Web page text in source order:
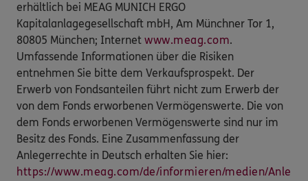
erhältlich bei MEAG MUNICH ERGO
Kapitalanlagegesellschaft mbH, Am Münchner Tor 1,
80805 München; Internet www.meag.com.
Umfassende Informationen über die Risiken
entnehmen Sie bitte dem Verkaufsprospekt. Der
Erwerb von Fondsanteilen führt nicht zum Erwerb der
von dem Fonds erworbenen Vermögenswerte. Die von
dem Fonds erworbenen Vermögenswerte sind nur im
Besitz des Fonds. Eine Zusammenfassung der
Anlegerrechte in Deutsch erhalten Sie hier:
https://www.meag.com/de/informieren/medien/Anle